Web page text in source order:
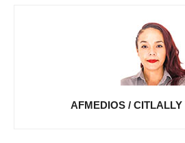
AFMEDIOS /